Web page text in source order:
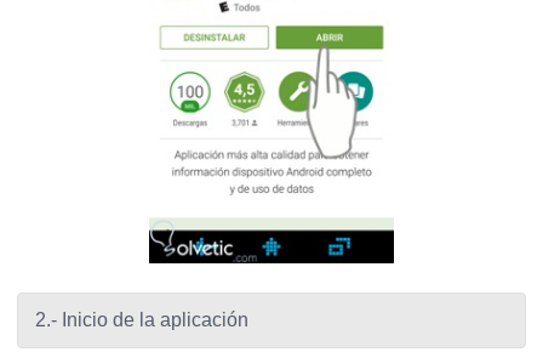
2.- Inicio de la aplicación